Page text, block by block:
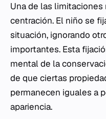
Una de las
centración. El niño se
situación, ignorando
importantes. Esta
mental de la
de que ciertas
permanecen iguales a
apariencia.